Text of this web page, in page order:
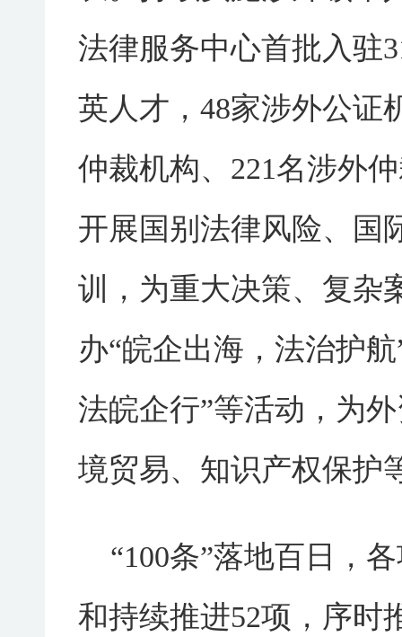
法律服务中心首批入驻
英人才，48家涉外公证
仲裁机构、221名涉外
开展国别法律风险、国
训，为重大决策、复杂
办“皖企出海，法治护
法皖企行”等活动，为
境贸易、知识产权保护
“100条”落地百日，
和持续推进52项，序时